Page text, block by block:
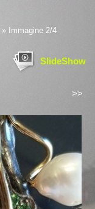
» Immagine 2/4
SlideShow
>>